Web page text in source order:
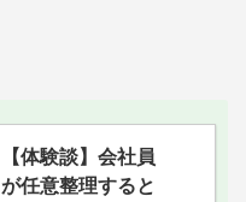
【体験談】会社員
が任意整理すると